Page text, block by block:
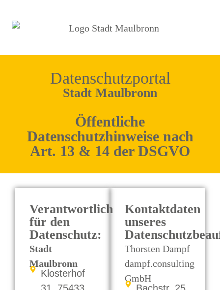
Datenschutzportal
Stadt Maulbronn
Öffentliche
Datenschutzhinweise nach
Art. 13 & 14 der DSGVO
Verantwortlich
für den
Datenschutz:
Stadt
Maulbronn
Klosterhof
Kontaktdaten
unseres
Thorsten Dampf
dampf.consulting
GmbH